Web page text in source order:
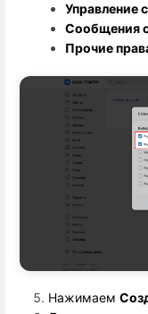
Управление
Сообщения
Прочие
Нажимаем